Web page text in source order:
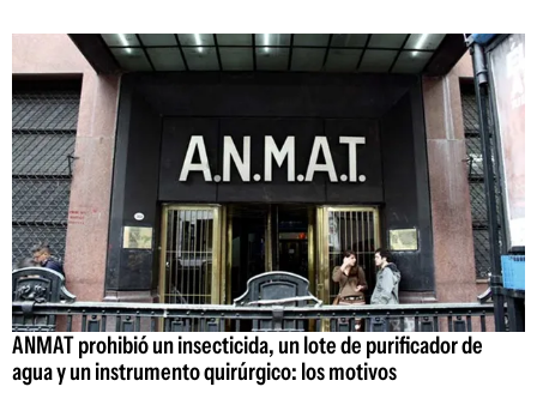
ANMAT prohibió un insecticida, un lote de purificador de
agua y un instrumento quirúrgico: los motivos